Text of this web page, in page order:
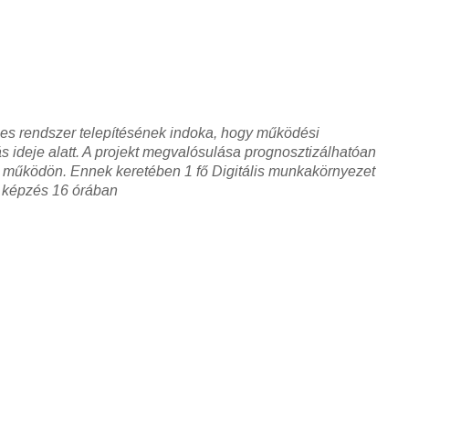
rendszer telepítésének indoka, hogy működési
ideje alatt. A projekt megvalósulása prognosztizálhatóan
Ennek keretében 1 fő Digitális munkakörnyezet
16 órában